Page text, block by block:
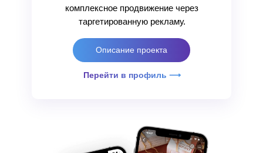
комплексное продвижение через
таргетированную рекламу.
Перейти в профиль ⟶
Описание проекта